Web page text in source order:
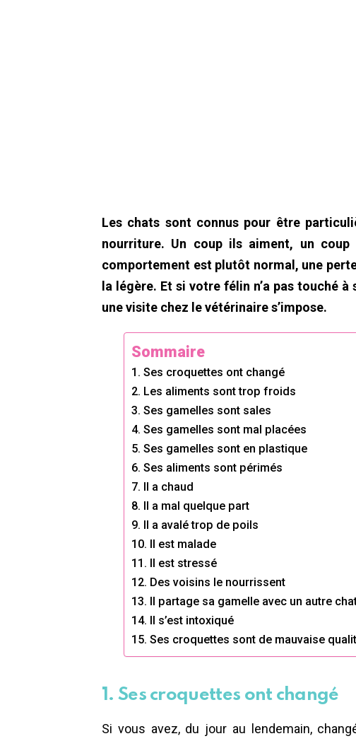
Les chats sont connus pour être
nourriture. Un coup ils aiment, un
comportement est plutôt normal, une
la légère. Et si votre félin n’a pas touché
une visite chez le vétérinaire s’impose.
Sommaire
1. Ses croquettes ont changé
2. Les aliments sont trop froids
3. Ses gamelles sont sales
4. Ses gamelles sont mal placées
5. Ses gamelles sont en plastique
6. Ses aliments sont périmés
7. Il a chaud
8. Il a mal quelque part
9. Il a avalé trop de poils
10. Il est malade
11. Il est stressé
12. Des voisins le nourrissent
13. Il partage sa gamelle avec un autre
14. Il s’est intoxiqué
15. Ses croquettes sont de mauvaise
1. Ses croquettes ont changé
Si vous avez, du jour au lendemain,